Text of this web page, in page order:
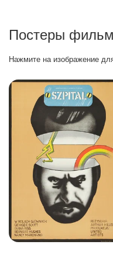
Постеры
Нажмите на изображение